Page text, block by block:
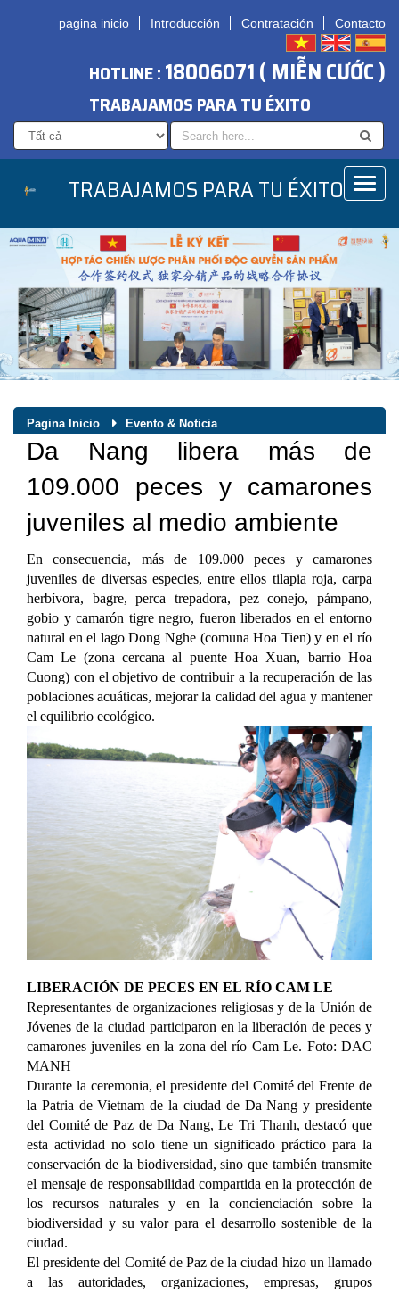
pagina inicio Introducción Contratación Contacto
HOTLINE :18006071 ( MIỄN CƯỚC )
TRABAJAMOS PARA TU ÉXITO
TRABAJAMOS PARA TU ÉXITO
Pagina Inicio Evento & Noticia
Da Nang libera más de
109.000 peces y camarones
juveniles al medio ambiente
En consecuencia, más de 109.000 peces y camarones
juveniles de diversas especies, entre ellos tilapia roja, carpa
herbívora, bagre, perca trepadora, pez conejo, pámpano,
gobio y camarón tigre negro, fueron liberados en el entorno
natural en el lago Dong Nghe (comuna Hoa Tien) y en el río
Cam Le (zona cercana al puente Hoa Xuan, barrio Hoa
Cuong) con el objetivo de contribuir a la recuperación de las
poblaciones acuáticas, mejorar la calidad del agua y mantener
el equilibrio ecológico.
LIBERACIÓN DE PECES EN EL RÍO CAM LE
Representantes de organizaciones religiosas y de la Unión de
Jóvenes de la ciudad participaron en la liberación de peces y
camarones juveniles en la zona del río Cam Le. Foto: DAC
MANH
Durante la ceremonia, el presidente del Comité del Frente de
la Patria de Vietnam de la ciudad de Da Nang y presidente
del Comité de Paz de Da Nang, Le Tri Thanh, destacó que
esta actividad no solo tiene un significado práctico para la
conservación de la biodiversidad, sino que también transmite
el mensaje de responsabilidad compartida en la protección de
los recursos naturales y en la concienciación sobre la
biodiversidad y su valor para el desarrollo sostenible de la
ciudad.
El presidente del Comité de Paz de la ciudad hizo un llamado
a las autoridades, organizaciones, empresas, grupos